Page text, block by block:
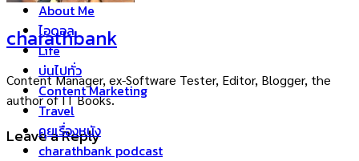
About Me
ไอดอล
Life
บ่นไปทั่ว
Content Marketing
Travel
คุยเรื่องหนัง
charathbank podcast
charathbank
Content Manager, ex-Software Tester, Editor, Blogger, the
author of IT Books.
Leave a Reply